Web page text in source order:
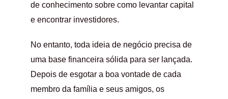
de conhecimento sobre como levantar capital
e encontrar investidores.
No entanto, toda ideia de negócio precisa de
uma base financeira sólida para ser lançada.
Depois de esgotar a boa vontade de cada
membro da família e seus amigos, os